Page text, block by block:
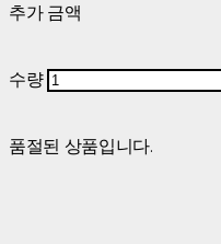
추가 금액
수량
품절된 상품입니다.